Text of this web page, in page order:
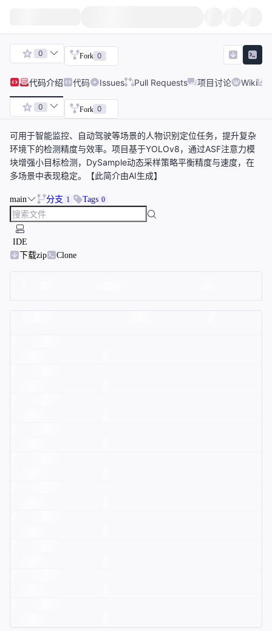
0 Fork 0
代码介绍 代码 Issues Pull Requests 项目讨论 Wiki
0 Fork 0
可用于智能监控、自动驾驶等场景的人物识别定位任务，提升复杂
环境下的检测精度与效率。项目基于YOLOv8，通过ASF注意力模
块增强小目标检测，DySample动态采样策略平衡精度与速度，在
多场景中表现稳定。【此简介由AI生成】
main 分支 1 Tags 0
IDE
下载zip
Clone